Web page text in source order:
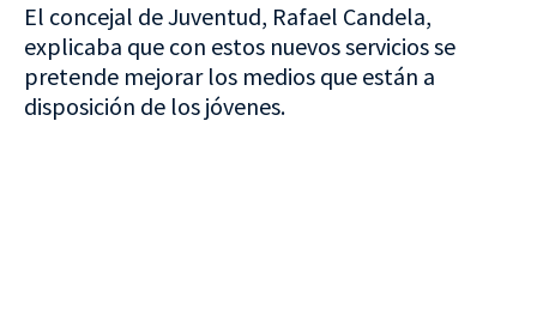
El concejal de Juventud, Rafael Candela,
explicaba que con estos nuevos servicios se
pretende mejorar los medios que están a
disposición de los jóvenes.